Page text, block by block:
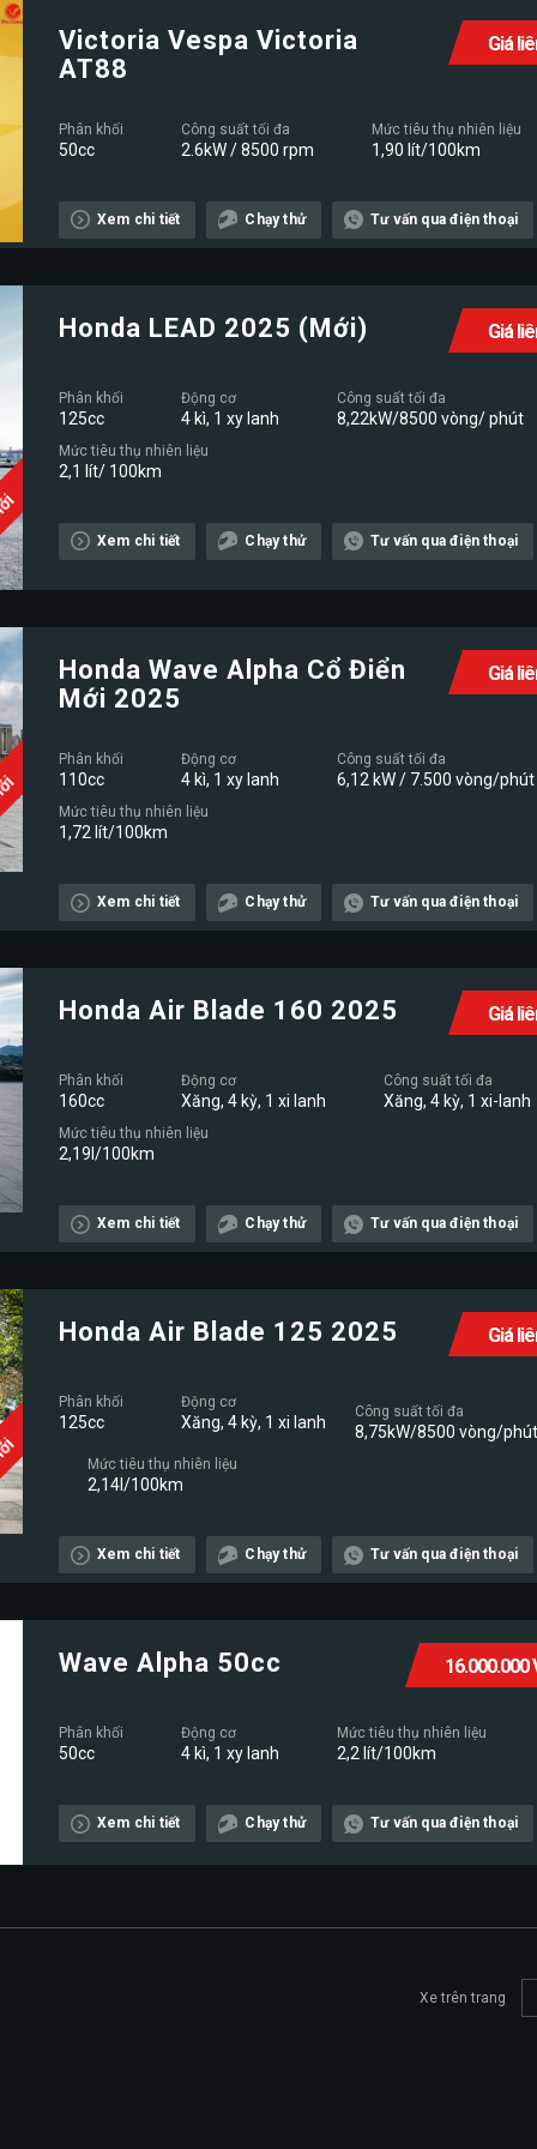
Giá
Victoria Vespa Victoria
AT88
Phân khối
50cc
Công suất tối đa
2.6kW / 8500 rpm
Mức tiêu thụ nhiên liệu
1,90 lít/100km
Xem chi tiết Chạy thử Tư vấn qua điện thoại
Giá
Honda LEAD 2025 (Mới)
Phân khối
125cc
Động cơ
4 kì, 1 xy lanh
Công suất tối đa
8,22kW/8500 vòng/ phút
Mức tiêu thụ nhiên liệu
2,1 lít/ 100km
Xem chi tiết Chạy thử Tư vấn qua điện thoại
Giá
Honda Wave Alpha Cổ Điển
Mới 2025
Phân khối
110cc
Động cơ
4 kì, 1 xy lanh
Công suất tối đa
6,12 kW / 7.500 vòng/phút
Mức tiêu thụ nhiên liệu
1,72 lít/100km
Xem chi tiết Chạy thử Tư vấn qua điện thoại
Giá
Honda Air Blade 160 2025
Phân khối
160cc
Động cơ
Xăng, 4 kỳ, 1 xi lanh
Công suất tối đa
Xăng, 4 kỳ, 1 xi-lanh
Mức tiêu thụ nhiên liệu
2,19l/100km
Xem chi tiết Chạy thử Tư vấn qua điện thoại
Giá
Honda Air Blade 125 2025
Phân khối
125cc
Động cơ
Xăng, 4 kỳ, 1 xi lanh
Công suất tối đa
8,75kW/8500 vòng/phút
Mức tiêu thụ nhiên liệu
2,14l/100km
Xem chi tiết Chạy thử Tư vấn qua điện thoại
16.000.000
Wave Alpha 50cc
Phân khối
50cc
Động cơ
4 kì, 1 xy lanh
Mức tiêu thụ nhiên liệu
2,2 lít/100km
Xem chi tiết Chạy thử Tư vấn qua điện thoại
Xe trên trang